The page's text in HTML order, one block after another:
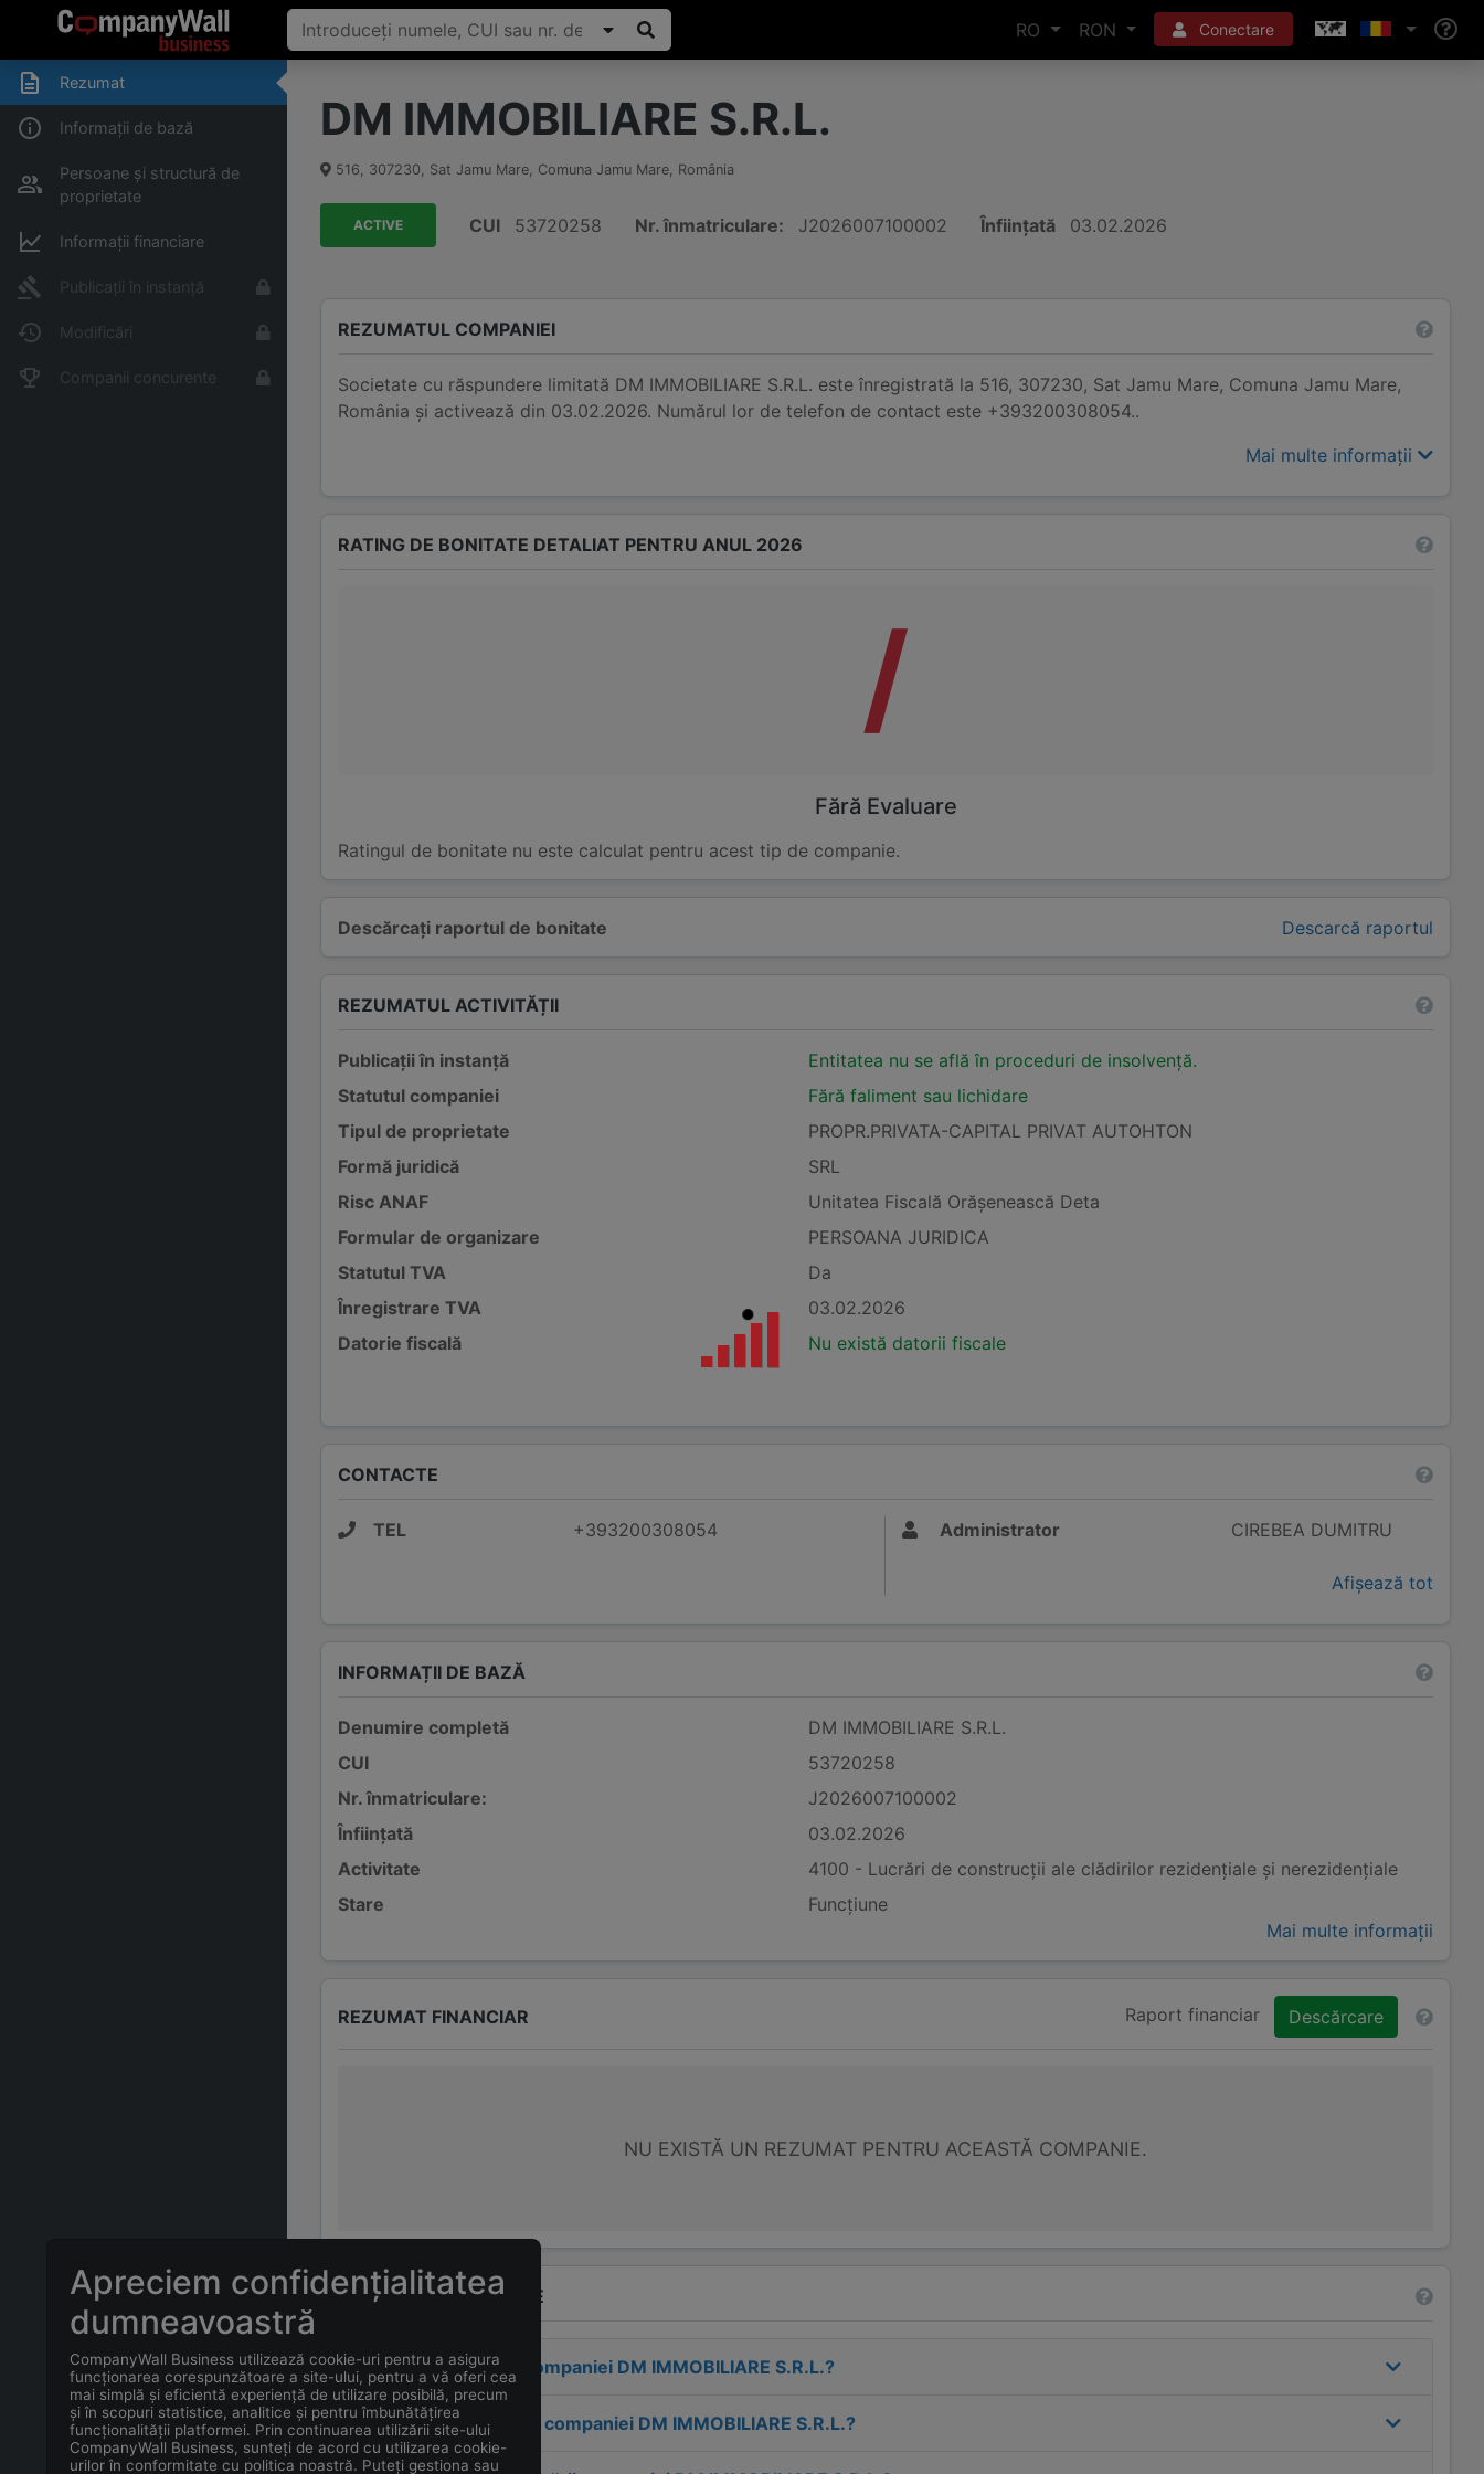
RO RON Conectare
Rezumat
Informații de bază
Persoane și structură de
proprietate
Informații financiare
Publicații în instanță
Modificări
Companii concurente
DM IMMOBILIARE S.R.L.
516, 307230, Sat Jamu Mare, Comuna Jamu Mare, România
ACTIVE CUI 53720258 Nr. înmatriculare: J2026007100002 Înființată 03.02.2026
REZUMATUL COMPANIEI
Societate cu răspundere limitată DM IMMOBILIARE S.R.L. este înregistrată la 516, 307230, Sat Jamu Mare, Comuna Jamu Mare,
România și activează din 03.02.2026. Numărul lor de telefon de contact este +393200308054..
Mai multe informații
Descărcați raportul de bonitate Descarcă raportul
RATING DE BONITATE DETALIAT PENTRU ANUL 2026
/
Fără Evaluare
Ratingul de bonitate nu este calculat pentru acest tip de companie.
REZUMATUL ACTIVITĂȚII
Publicații în instanță
Entitatea nu se află în proceduri de insolvență.
Statutul companiei
Fără faliment sau lichidare
Tipul de proprietate
PROPR.PRIVATA-CAPITAL PRIVAT AUTOHTON
Formă juridică
SRL
Risc ANAF
Unitatea Fiscală Orăşenească Deta
Formular de organizare
PERSOANA JURIDICA
Statutul TVA
Da
Înregistrare TVA
03.02.2026
Datorie fiscală
Nu există datorii fiscale
CONTACTE
TEL +393200308054 Administrator CIREBEA DUMITRU
Afișează tot
INFORMAȚII DE BAZĂ
Denumire completă
DM IMMOBILIARE S.R.L.
CUI
53720258
Nr. înmatriculare:
J2026007100002
Înființată
03.02.2026
Activitate
4100 - Lucrări de construcții ale clădirilor rezidențiale și nerezidențiale
Stare
Funcțiune
Mai multe informații
REZUMAT FINANCIAR Raport financiar Descărcare
NU EXISTĂ UN REZUMAT PENTRU ACEASTĂ COMPANIE.
ÎNTREBĂRI FRECVENTE
Care este adresa companiei DM IMMOBILIARE S.R.L.?
Care este contactul companiei DM IMMOBILIARE S.R.L.?
Apreciem confidențialitatea
dumneavoastră
CompanyWall Business utilizează cookie-uri pentru a asigura
funcționarea corespunzătoare a site-ului, pentru a vă oferi cea
mai simplă și eficientă experiență de utilizare posibilă, precum
și în scopuri statistice, analitice și pentru îmbunătățirea
funcționalității platformei. Prin continuarea utilizării site-ului
CompanyWall Business, sunteți de acord cu utilizarea cookie-
urilor în conformitate cu politica noastră. Puteți gestiona sau